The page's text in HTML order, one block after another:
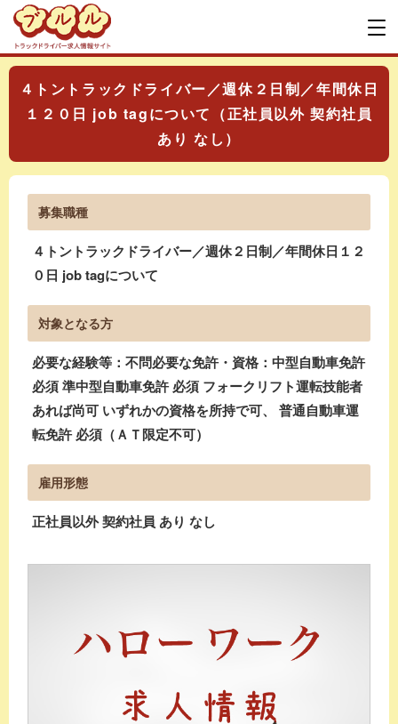
４トントラックドライバー／週休２日制／年間休日
１２０日 job tagについて（正社員以外 契約社員
あり なし）
募集職種
４トントラックドライバー／週休２日制／年間休日１２
０日 job tagについて
対象となる方
必要な経験等：不問必要な免許・資格：中型自動車免許
必須 準中型自動車免許 必須 フォークリフト運転技能者
あれば尚可 いずれかの資格を所持で可、 普通自動車運
転免許 必須（ＡＴ限定不可）
雇用形態
正社員以外 契約社員 あり なし